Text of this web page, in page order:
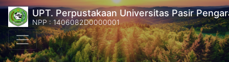
UPT. Perpustakaan Universitas Pasir
NPP : 1406082D0000001